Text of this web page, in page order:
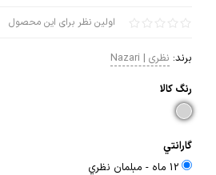
اولین نظر برای این محصول
برند: نظری | Nazari
رنگ كالا
گارانتي
12 ماه - مبلمان نظري